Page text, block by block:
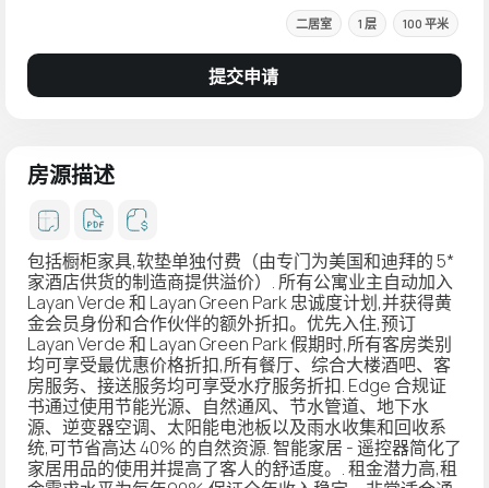
二居室 1 层 100 平米
提交申请
房源描述
包括橱柜家具,软垫单独付费（由专门为美国和迪拜的 5*
家酒店供货的制造商提供溢价）. 所有公寓业主自动加入
Layan Verde 和 Layan Green Park 忠诚度计划,并获得黄
金会员身份和合作伙伴的额外折扣。优先入住,预订
Layan Verde 和 Layan Green Park 假期时,所有客房类别
均可享受最优惠价格折扣,所有餐厅、综合大楼酒吧、客
房服务、接送服务均可享受水疗服务折扣. Edge 合规证
书通过使用节能光源、自然通风、节水管道、地下水
源、逆变器空调、太阳能电池板以及雨水收集和回收系
统,可节省高达 40% 的自然资源. 智能家居 - 遥控器简化了
家居用品的使用并提高了客人的舒适度。. 租金潜力高,租